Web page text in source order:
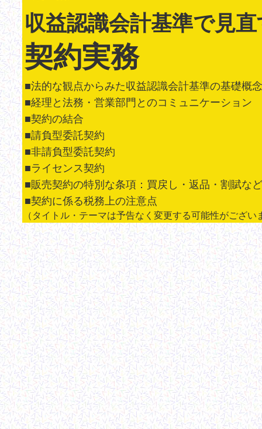
収益認識会計基準で見直
契約実務
■法的な観点からみた収益認識会計基準の基
■経理と法務・営業部門とのコミュニケーション
■契約の結合
■請負型委託契約
■非請負型委託契約
■ライセンス契約
■販売契約の特別な条項：買戻し・返品・割賦など
■契約に係る税務上の注意点
（タイトル・テーマは予告なく変更する可能性がござい